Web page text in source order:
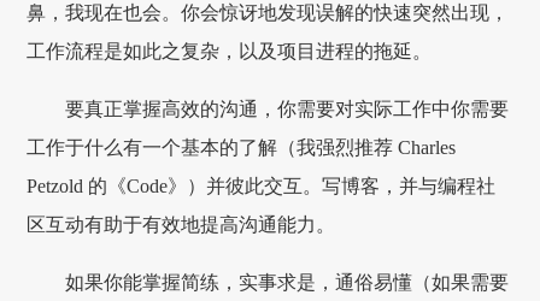
鼻，我现在也会。你会惊讶地发现误解的快速突然出现，
工作流程是如此之复杂，以及项目进程的拖延。
要真正掌握高效的沟通，你需要对实际工作中你需要
工作于什么有一个基本的了解（我强烈推荐 Charles
Petzold 的《Code》）并彼此交互。写博客，并与编程社
区互动有助于有效地提高沟通能力。
如果你能掌握简练，实事求是，通俗易懂（如果需要